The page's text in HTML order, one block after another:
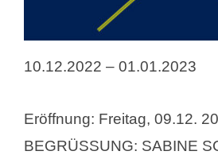
10.12.2022 – 01.01.2023
Eröffnung: Freitag, 09.12.
BEGRÜSSUNG: SABINE